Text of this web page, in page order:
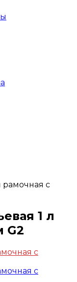
рамочная с
1 л
G2